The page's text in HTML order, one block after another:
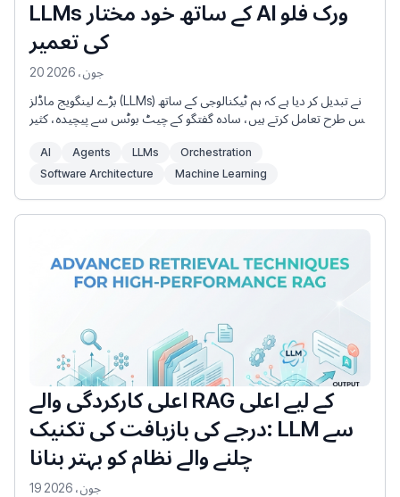
LLMs کے ساتھ خود مختار AI ورک فلو
کی تعمیر
20 جون، 2026
بڑے لینگویج ماڈلز (LLMs) نے تبدیل کر دیا ہے کہ ہم ٹیکنالوجی کے ساتھ
کس طرح تعامل کرتے ہیں، سادہ گفتگو کے چیٹ بوٹس سے پیچیدہ، کثیر
آگے بڑھتے ہیں۔ اگرچہ ایک فوری جوابی تعامل طاقتور ہو سکتا ہے، لیکن
انٹرپرائز سیٹنگز میں تخلیقی AI کی اصل قدر خودکار AI ورک فلوز میں
AI Agents LLMs
Orchestration
Software Architecture
Machine Learning
اعلی کارکردگی والے RAG کے لیے اعلی
درجے کی بازیافت کی تکنیک: LLM سے
چلنے والے نظام کو بہتر بنانا
19 جون، 2026